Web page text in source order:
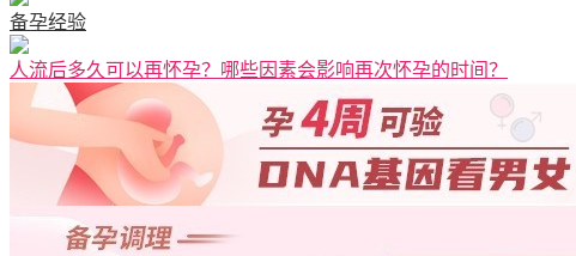
备孕经验
人流后多久可以再怀孕？哪些因素会影响再次怀孕的时间？